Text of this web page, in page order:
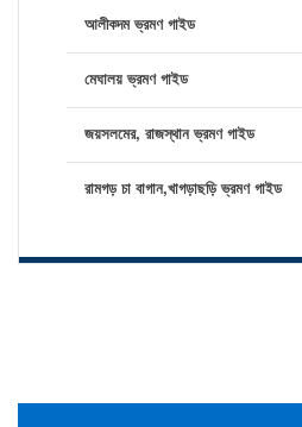
আলীকদম ভ্রমণ গাইড
মেঘালয় ভ্রমণ গাইড
জয়সলমের, রাজস্থান ভ্রমণ গাইড
রামগড় চা বাগান,খাগড়াছড়ি ভ্রমণ গাইড